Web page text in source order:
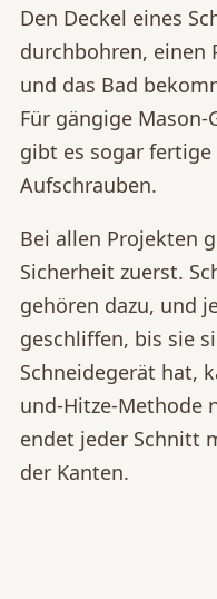
Den Deckel eines
durchbohren, einen
und das Bad
Für gängige
gibt es sogar fertige
Aufschrauben.
Bei allen Projekten
Sicherheit zuerst.
gehören dazu, und
geschliffen, bis sie
Schneidegerät hat,
und-Hitze-Methode
endet jeder Schnitt
der Kanten.